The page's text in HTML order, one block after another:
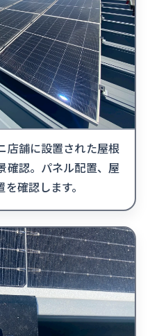
店舗に設置された屋根
確認。パネル配置、屋
確認します。